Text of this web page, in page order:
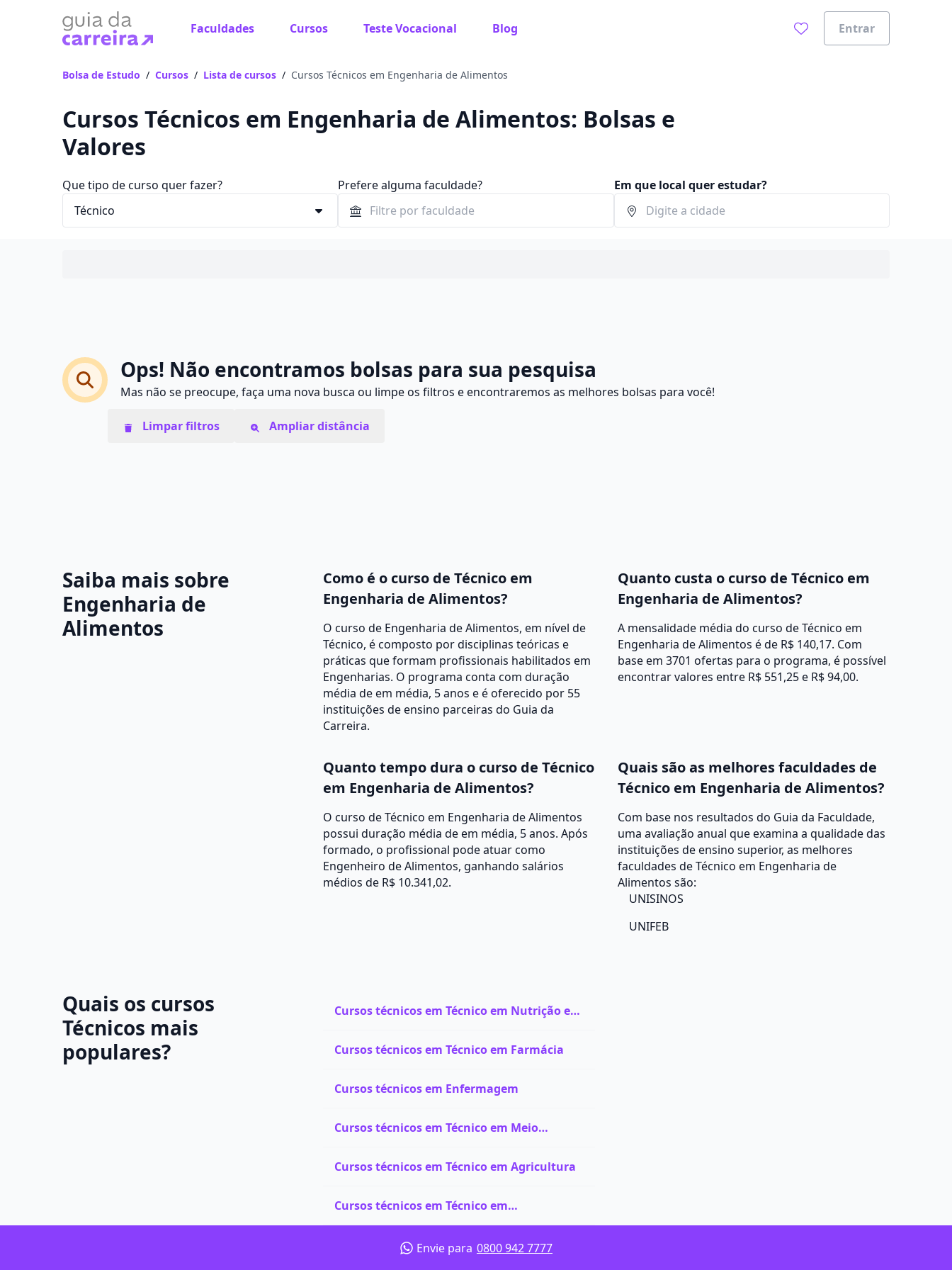
Faculdades Cursos Teste Vocacional Blog Entrar
Bolsa de Estudo / Cursos / Lista de cursos / Cursos Técnicos em Engenharia de Alimentos
Cursos Técnicos em Engenharia de Alimentos: Bolsas e
Valores
Que tipo de curso quer fazer? Prefere alguma faculdade? Em que local quer estudar?
Ops! Não encontramos bolsas para sua pesquisa
Mas não se preocupe, faça uma nova busca ou limpe os filtros e encontraremos as melhores bolsas para você!
Limpar filtros Ampliar distância
Saiba mais sobre
Engenharia de
Alimentos
Como é o curso de Técnico em
Engenharia de Alimentos?
O curso de Engenharia de Alimentos, em nível de
Técnico, é composto por disciplinas teóricas e
práticas que formam profissionais habilitados em
Engenharias. O programa conta com duração
média de em média, 5 anos e é oferecido por 55
instituições de ensino parceiras do Guia da
Carreira.
Quanto custa o curso de Técnico em
Engenharia de Alimentos?
A mensalidade média do curso de Técnico em
Engenharia de Alimentos é de R$ 140,17. Com
base em 3701 ofertas para o programa, é possível
encontrar valores entre R$ 551,25 e R$ 94,00.
Quanto tempo dura o curso de Técnico
em Engenharia de Alimentos?
O curso de Técnico em Engenharia de Alimentos
possui duração média de em média, 5 anos. Após
formado, o profissional pode atuar como
Engenheiro de Alimentos, ganhando salários
médios de R$ 10.341,02.
Quais são as melhores faculdades de
Técnico em Engenharia de Alimentos?
Com base nos resultados do Guia da Faculdade,
uma avaliação anual que examina a qualidade das
instituições de ensino superior, as melhores
faculdades de Técnico em Engenharia de
Alimentos são:
UNISINOS
UNIFEB
Quais os cursos
Técnicos mais
populares?
Cursos técnicos em Técnico em Nutrição e
Cursos técnicos em Técnico em Farmácia
Cursos técnicos em Enfermagem
Cursos técnicos em Técnico em Meio
Cursos técnicos em Técnico em Agricultura
Cursos técnicos em Técnico em
Biotecnologia
Envie para 0800 942 7777